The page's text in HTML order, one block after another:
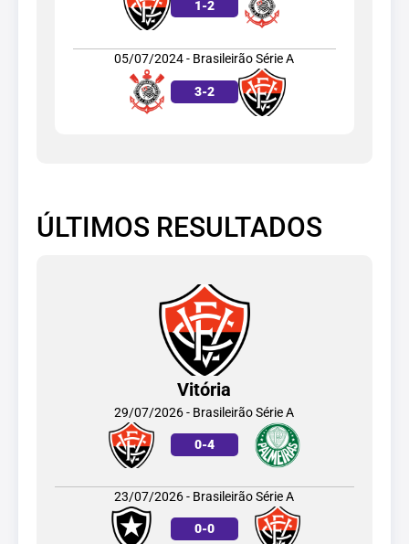
1-2
05/07/2024 - Brasileirão Série A
3-2
ÚLTIMOS RESULTADOS
Vitória
29/07/2026 - Brasileirão Série A
0-4
23/07/2026 - Brasileirão Série A
0-0